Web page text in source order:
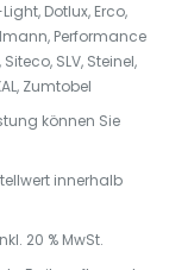
Dotlux, Erco,
Performance
SLV, Steinel,
Zumtobel
können Sie
innerhalb
20 % MwSt.